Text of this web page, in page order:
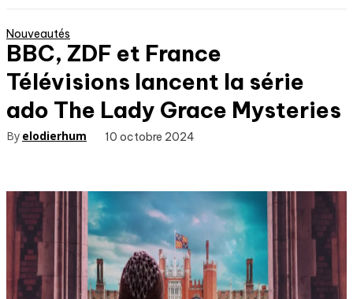
Nouveautés
BBC, ZDF et France
Télévisions lancent la série
ado The Lady Grace Mysteries
By elodierhum 10 octobre 2024